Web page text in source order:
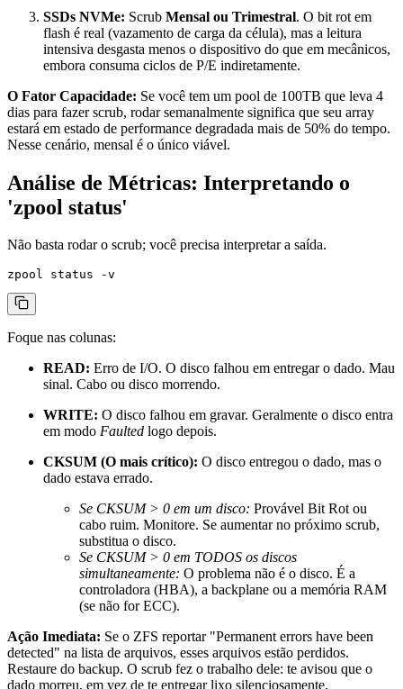
SSDs NVMe: Scrub Mensal ou Trimestral. O bit rot em
flash é real (vazamento de carga da célula), mas a leitura
intensiva desgasta menos o dispositivo do que em mecânicos,
embora consuma ciclos de P/E indiretamente.
O Fator Capacidade: Se você tem um pool de 100TB que leva 4
dias para fazer scrub, rodar semanalmente significa que seu array
estará em estado de performance degradada mais de 50% do tempo.
Nesse cenário, mensal é o único viável.
Análise de Métricas: Interpretando o
'zpool status'
Não basta rodar o scrub; você precisa interpretar a saída.
Foque nas colunas:
READ: Erro de I/O. O disco falhou em entregar o dado. Mau
sinal. Cabo ou disco morrendo.
WRITE: O disco falhou em gravar. Geralmente o disco entra
em modo Faulted logo depois.
CKSUM (O mais crítico): O disco entregou o dado, mas o
dado estava errado.
Se CKSUM > 0 em um disco: Provável Bit Rot ou
cabo ruim. Monitore. Se aumentar no próximo scrub,
substitua o disco.
Se CKSUM > 0 em TODOS os discos
simultaneamente: O problema não é o disco. É a
controladora (HBA), a backplane ou a memória RAM
(se não for ECC).
Ação Imediata: Se o ZFS reportar "Permanent errors have been
detected" na lista de arquivos, esses arquivos estão perdidos.
Restaure do backup. O scrub fez o trabalho dele: te avisou que o
dado morreu, em vez de te entregar lixo silenciosamente.